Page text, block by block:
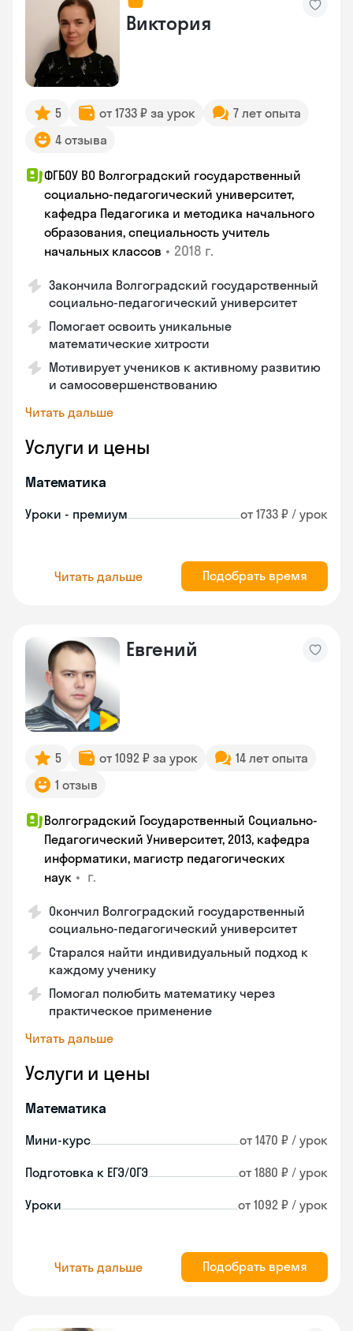
Виктория
5 от 1733 ₽ за урок
7 лет опыта
4 отзыва
ФГБОУ ВО Волгоградский государственный
социально-педагогический университет,
кафедра Педагогика и методика начального
образования, специальность учитель
начальных классов • 2018 г.
Закончила Волгоградский государственный
социально-педагогический университет
Помогает освоить уникальные
математические хитрости
Мотивирует учеников к активному развитию
и самосовершенствованию
Читать дальше
Услуги и цены
Математика
Уроки - премиум от 1733 ₽ / урок
Читать дальше Подобрать время
Евгений
5 от 1092 ₽ за урок
14 лет опыта
1 отзыв
Волгоградский Государственный Социально-
Педагогический Университет, 2013, кафедра
информатики, магистр педагогических
наук • г.
Окончил Волгоградский государственный
социально-педагогический университет
Старался найти индивидуальный подход к
каждому ученику
Помогал полюбить математику через
практическое применение
Читать дальше
Услуги и цены
Математика
Мини-курс от 1470 ₽ / урок
Подготовка к ЕГЭ/ОГЭ от 1880 ₽ / урок
Уроки от 1092 ₽ / урок
Читать дальше Подобрать время